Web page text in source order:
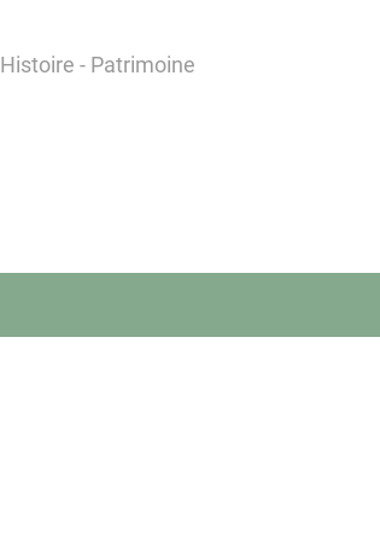
Histoire - Patrimoine